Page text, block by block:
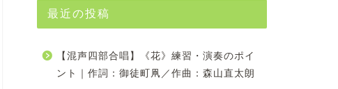
最近の投稿
【混声四部合唱】《花》練習・演奏のポイ
ント｜作詞：御徒町凧／作曲：森山直太朗